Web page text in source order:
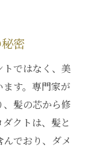
密
ではなく、美
す。専門家が
髪の芯から修
クトは、髪と
でおり、ダメ